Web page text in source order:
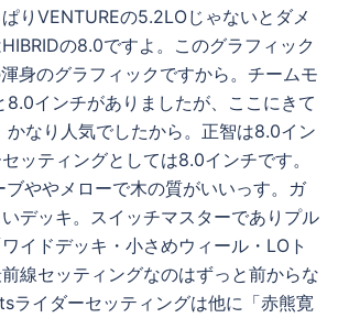
りVENTUREの5.2LOじゃないとダメ
の8.0ですよ。このグラフィック
身のグラフィックですから。チームモ
8.0インチがありましたが、ここにきて
かなり人気でしたから。正智は8.0イン
ッティングとしては8.0インチです。
ブややメローで木の質がいいっす。ガ
デッキ。スイッチマスターでありプル
イドデッキ・小さめウィール・LOト
線セッティングなのはずっと前からな
ライダーセッティングは他に「赤熊寛